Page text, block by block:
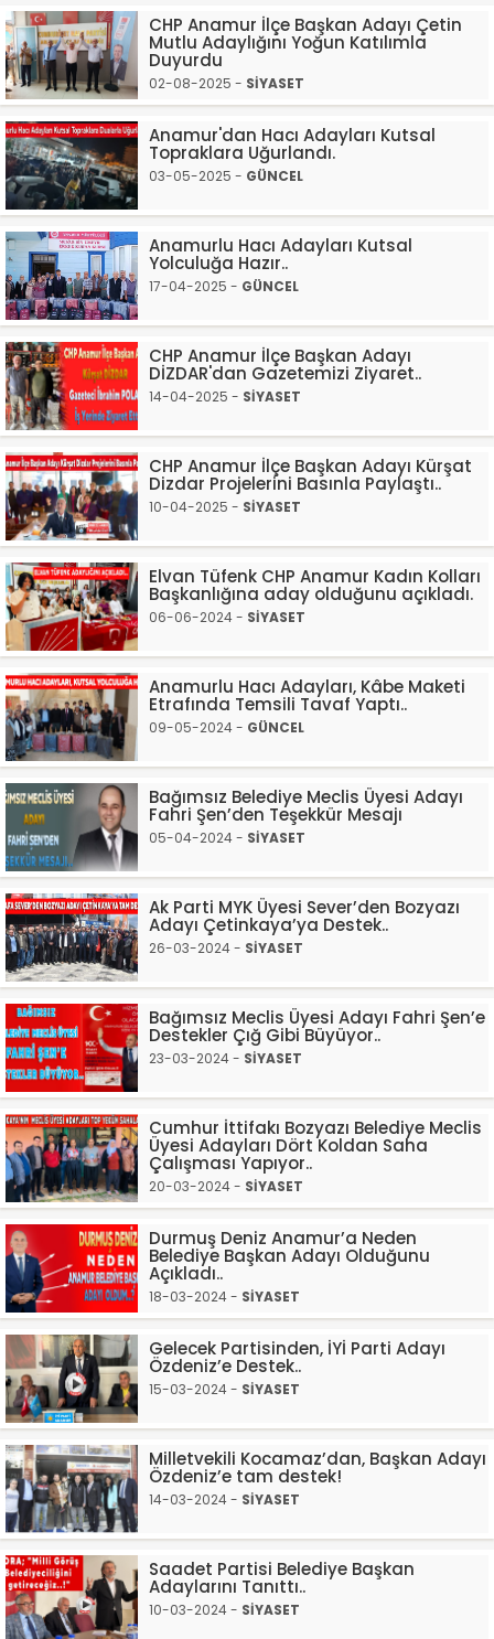
CHP Anamur İlçe Başkan Adayı Çetin
Mutlu Adaylığını Yoğun Katılımla
Duyurdu
02-08-2025 - SİYASET
Anamur'dan Hacı Adayları Kutsal
Topraklara Uğurlandı.
03-05-2025 - GÜNCEL
Anamurlu Hacı Adayları Kutsal
Yolculuğa Hazır..
17-04-2025 - GÜNCEL
CHP Anamur İlçe Başkan Adayı
DİZDAR'dan Gazetemizi Ziyaret..
14-04-2025 - SİYASET
CHP Anamur İlçe Başkan Adayı Kürşat
Dizdar Projelerini Basınla Paylaştı..
10-04-2025 - SİYASET
Elvan Tüfenk CHP Anamur Kadın Kolları
Başkanlığına aday olduğunu açıkladı.
06-06-2024 - SİYASET
Anamurlu Hacı Adayları, Kâbe Maketi
Etrafında Temsili Tavaf Yaptı..
09-05-2024 - GÜNCEL
Bağımsız Belediye Meclis Üyesi Adayı
Fahri Şen’den Teşekkür Mesajı
05-04-2024 - SİYASET
Ak Parti MYK Üyesi Sever’den Bozyazı
Adayı Çetinkaya’ya Destek..
26-03-2024 - SİYASET
Bağımsız Meclis Üyesi Adayı Fahri Şen’e
Destekler Çığ Gibi Büyüyor..
23-03-2024 - SİYASET
Cumhur İttifakı Bozyazı Belediye Meclis
Üyesi Adayları Dört Koldan Saha
Çalışması Yapıyor..
20-03-2024 - SİYASET
Durmuş Deniz Anamur’a Neden
Belediye Başkan Adayı Olduğunu
Açıkladı..
18-03-2024 - SİYASET
Gelecek Partisinden, İYİ Parti Adayı
Özdeniz’e Destek..
15-03-2024 - SİYASET
Milletvekili Kocamaz’dan, Başkan Adayı
Özdeniz’e tam destek!
14-03-2024 - SİYASET
Saadet Partisi Belediye Başkan
Adaylarını Tanıttı..
10-03-2024 - SİYASET